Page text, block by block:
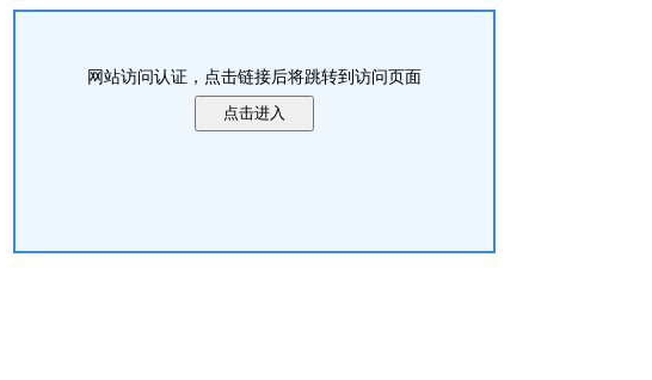
网站访问认证，点击链接后将跳转到访问页面